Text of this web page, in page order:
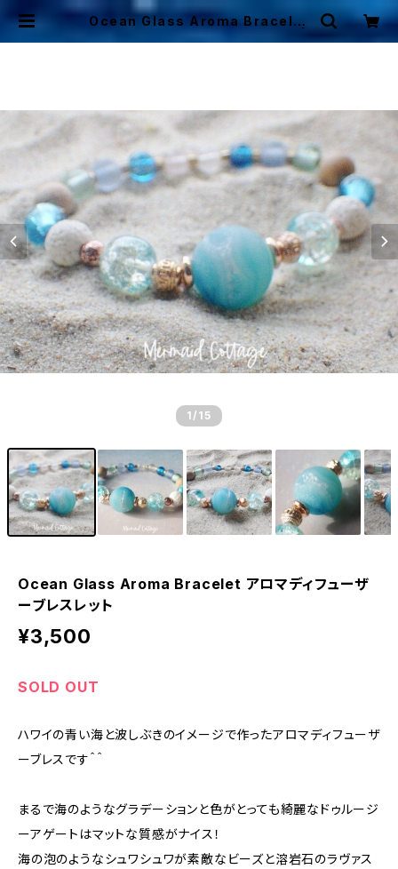
Ocean Glass Aroma Bracelet
アロマディフューザーブレスレット |
1 /15
Ocean Glass Aroma Bracelet アロマディフューザ
ーブレスレット
¥3,500
SOLD OUT
ハワイの青い海と波しぶきのイメージで作ったアロマディフューザ
ーブレスです＾＾
まるで海のようなグラデーションと色がとっても綺麗なドゥルージ
ーアゲートはマットな質感がナイス！
海の泡のようなシュワシュワが素敵なビーズと溶岩石のラヴァス